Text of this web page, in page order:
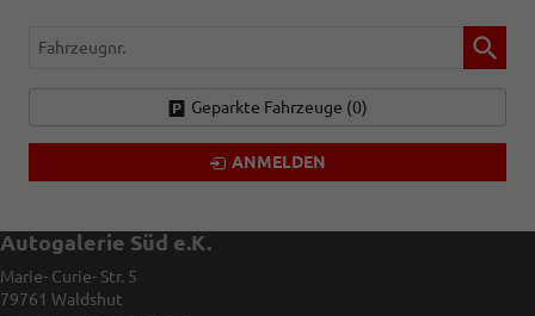
Fahrzeugnr.
Geparkte Fahrzeuge (0)
ANMELDEN
Autogalerie Süd e.K.
Marie- Curie- Str. 5
79761 Waldshut